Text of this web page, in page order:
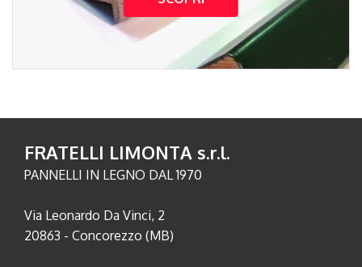
FRATELLI LIMONTA s.r.l.
PANNELLI IN LEGNO DAL 1970
Via Leonardo Da Vinci, 2
20863 - Concorezzo (MB)